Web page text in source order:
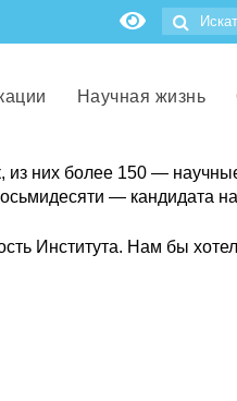
Научная жизнь
них более 150 —
— кандидата
Института. Нам бы